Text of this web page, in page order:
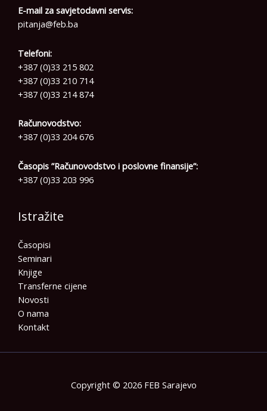
E-mail za savjetodavni servis:
pitanja@feb.ba
Telefoni:
+387 (0)33 215 802
+387 (0)33 210 714
+387 (0)33 214 874
Računovodstvo:
+387 (0)33 204 676
Časopis ”Računovodstvo i poslovne finansije”:
+387 (0)33 203 996
Istražite
Časopisi
Seminari
Knjige
Transferne cijene
Novosti
O nama
Kontakt
Copyright © 2026 FEB Sarajevo